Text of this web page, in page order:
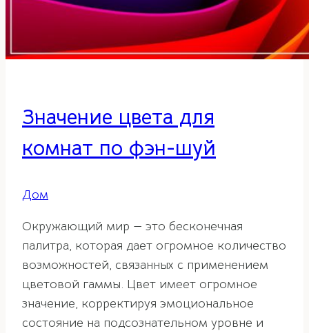
Значение цвета для
комнат по фэн-шуй
Дом
Окружающий мир — это бесконечная
палитра, которая дает огромное количество
возможностей, связанных с применением
цветовой гаммы. Цвет имеет огромное
значение, корректируя эмоциональное
состояние на подсознательном уровне и